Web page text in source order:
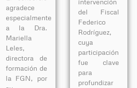
agradece
especialmente
a la Dra.
Mariella
Leles,
directora de
formación de
la FGN, por
intervención
del Fiscal
Federico
Rodríguez,
cuya
participación
fue clave
para
profundizar